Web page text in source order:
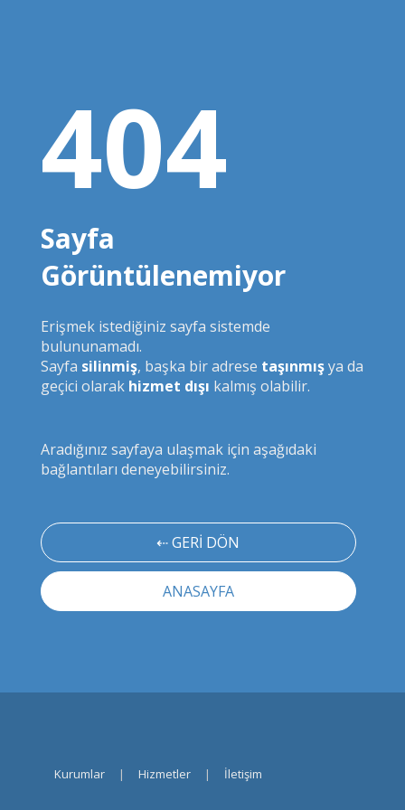
404
Sayfa
Görüntülenemiyor
Erişmek istediğiniz sayfa sistemde
bulununamadı.
Sayfa silinmiş, başka bir adrese taşınmışya da
geçici olarak hizmet dışı kalmış olabilir.
Aradığınız sayfaya ulaşmak için aşağıdaki
bağlantıları deneyebilirsiniz.
⇠ GERİ DÖN
ANASAYFA
Kurumlar | Hizmetler | İletişim